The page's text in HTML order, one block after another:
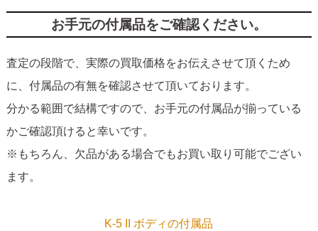
お手元の付属品をご確認ください。
査定の段階で、実際の買取価格をお伝えさせて頂くため
に、付属品の有無を確認させて頂いております。
分かる範囲で結構ですので、お手元の付属品が揃っている
かご確認頂けると幸いです。
※もちろん、欠品がある場合でもお買い取り可能でござい
ます。
K-5 II ボディの付属品